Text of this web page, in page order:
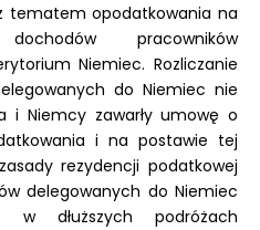
tematem opodatkowania na
pracowników
Niemiec. Rozliczanie
do Niemiec nie
i Niemcy zawarły umowę o
i na postawie tej
rezydencji podatkowej
delegowanych do Niemiec
dłuższych podróżach